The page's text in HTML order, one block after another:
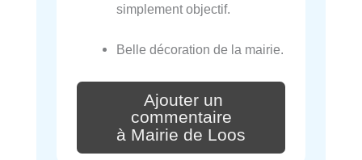
simplement objectif.
Belle décoration de la mairie.
Ajouter un
commentaire
à Mairie de Loos